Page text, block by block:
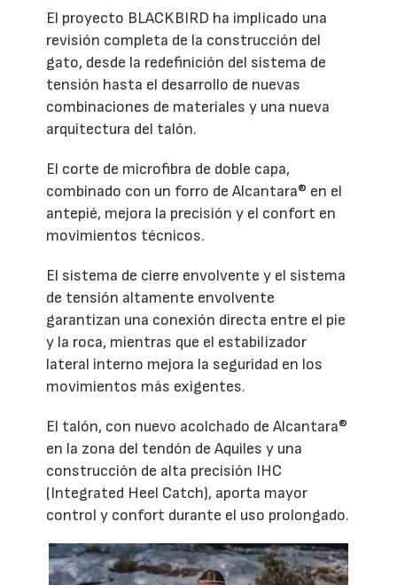
El proyecto BLACKBIRD ha implicado una
revisión completa de la construcción del
gato, desde la redefinición del sistema de
tensión hasta el desarrollo de nuevas
combinaciones de materiales y una nueva
arquitectura del talón.
El corte de microfibra de doble capa,
combinado con un forro de Alcantara® en el
antepié, mejora la precisión y el confort en
movimientos técnicos.
El sistema de cierre envolvente y el sistema
de tensión altamente envolvente
garantizan una conexión directa entre el pie
y la roca, mientras que el estabilizador
lateral interno mejora la seguridad en los
movimientos más exigentes.
El talón, con nuevo acolchado de Alcantara®
en la zona del tendón de Aquiles y una
construcción de alta precisión IHC
(Integrated Heel Catch), aporta mayor
control y confort durante el uso prolongado.